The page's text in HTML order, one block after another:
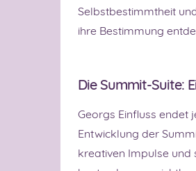
Selbstbestimmtheit
ihre Bestimmung
Die Summit-Suite:
Georgs Einfluss endet
Entwicklung der
kreativen Impulse und